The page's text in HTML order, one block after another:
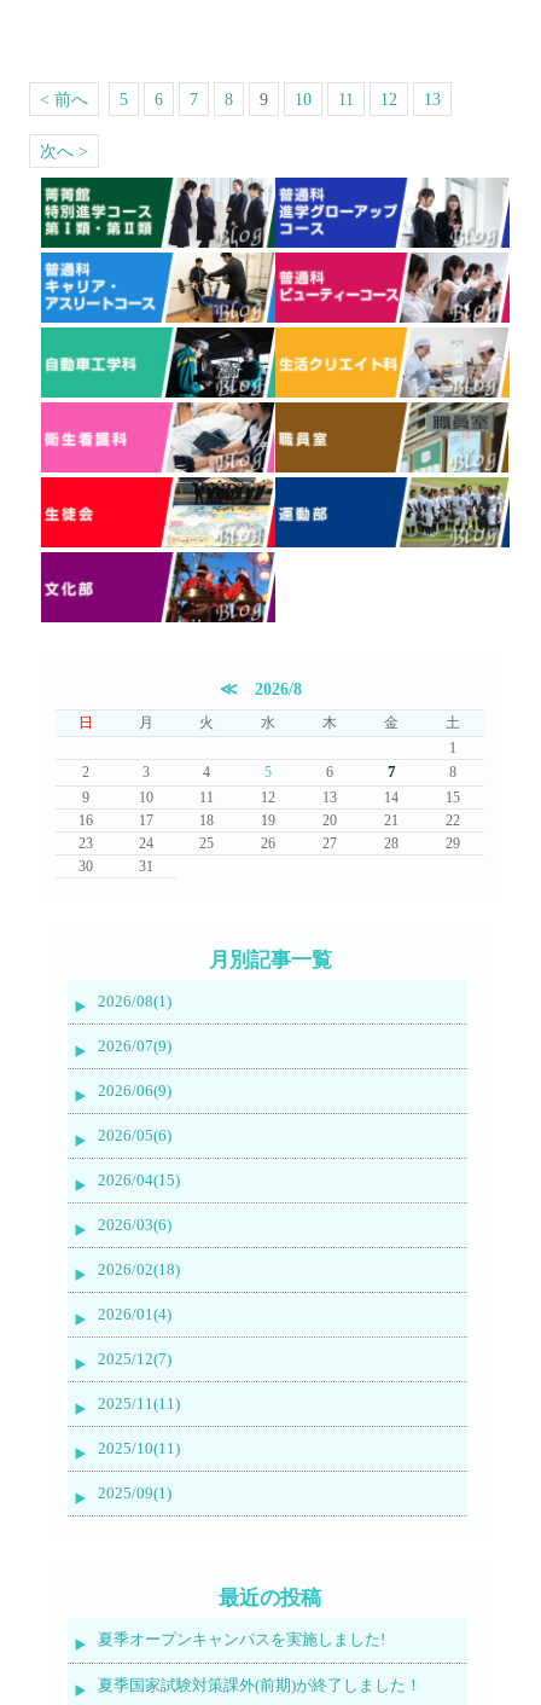
< 前へ 5 6 7 8 9 10 11 12 13
次へ >
≪ 2026/8
日 月 火 水 木 金
土
1
2
3 4 5 6 7
8
9
10 11 12 13 14
15
16
17 18 19 20 21
22
23
24 25 26 27 28
29
30
31
月別記事一覧
2026/08(1)
2026/07(9)
2026/06(9)
2026/05(6)
2026/04(15)
2026/03(6)
2026/02(18)
2026/01(4)
2025/12(7)
2025/11(11)
2025/10(11)
2025/09(1)
最近の投稿
夏季オープンキャンパスを実施しました!
夏季国家試験対策課外(前期)が終了しました！